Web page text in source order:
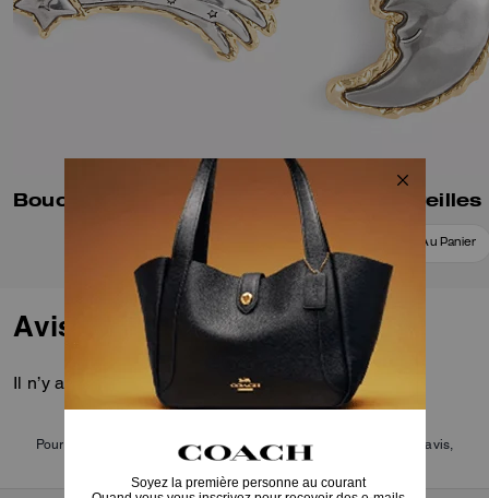
Ajouter Au Panier
Boucles
Ajouter Au Panier
Avis
Il n’y a pas encore d’avis.
Pour plus d’informations sur la manière dont nous vérifions nos avis,
cliquezici.